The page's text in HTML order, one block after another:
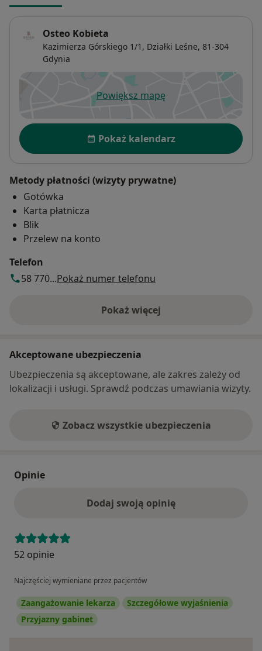
Osteo Kobieta
Kazimierza Górskiego 1/1, Działki Leśne, 81-304
Gdynia
Powiększ mapęotwiera się w nowej karcie
Dostępność
Pokaż kalendarz
Metody płatności (wizyty prywatne)
Gotówka
Karta płatnicza
Blik
Przelew na konto
Telefon
58 770...Pokaż numer telefonu
Pokaż więcej
o adresie
Akceptowane ubezpieczenia
Ubezpieczenia są akceptowane, ale zakres zależy od
lokalizacji i usługi. Sprawdź podczas umawiania wizyty.
Zobacz wszystkie ubezpieczenia
Opinie
Dodaj swoją opinię
52 opinie
Najczęściej wymieniane przez pacjentów
Zaangażowanie lekarza
Szczegółowe wyjaśnienia
Przyjazny gabinet